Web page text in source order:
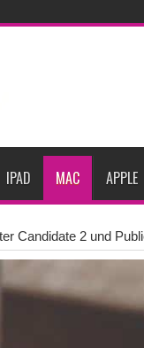
werden
erscheinen
im 2. Quartal Apple
sinkende Preise
IPAD MAC APPLE
Candidate 2 und